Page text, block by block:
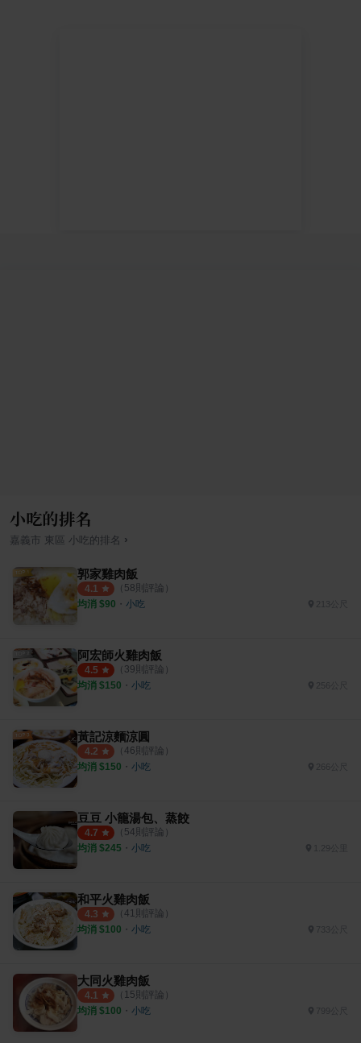
小吃的排名
嘉義市 東區 小吃 的排名 ›
郭家雞肉飯
4.1 （ 58則評論）
均消 $90 ・ 小吃
阿宏師火雞肉飯
4.5 （ 39則評論）
均消 $150 ・ 小吃 256公尺
黃記涼麵涼圓
4.2 （ 46則評論）
均消 $150 ・ 小吃
豆豆 小籠湯包、蒸餃
4.7 （ 54則評論）
均消 $245 ・ 小吃
和平火雞肉飯
4.3 （ 41 則評論）
均消 $100 ・ 小吃
大同火雞肉飯
4.1 （ 15則評論）
均消 $100 ・ 小吃